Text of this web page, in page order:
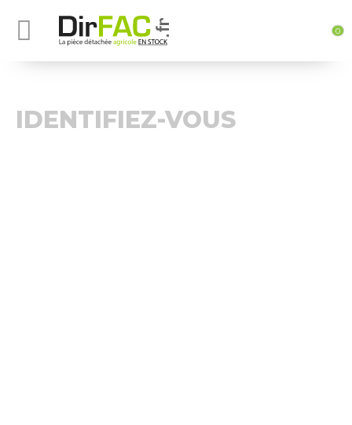
0
IDENTIFIEZ-VOUS